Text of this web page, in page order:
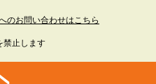
のお問い合わせはこちら
止します